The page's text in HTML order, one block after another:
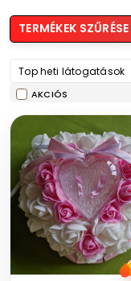
TERMÉKEK SZŰRÉSE
Top heti látogatások
AKCIÓS